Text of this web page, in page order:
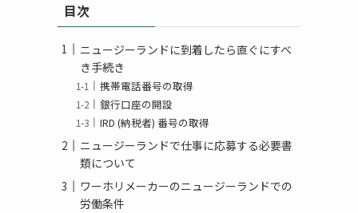
目次
ニュージーランドに到着したら直ぐにすべ
き手続き
携帯電話番号の取得
銀行口座の開設
IRD (納税者) 番号の取得
ニュージーランドで仕事に応募する必要書
類について
ワーホリメーカーのニュージーランドでの
労働条件